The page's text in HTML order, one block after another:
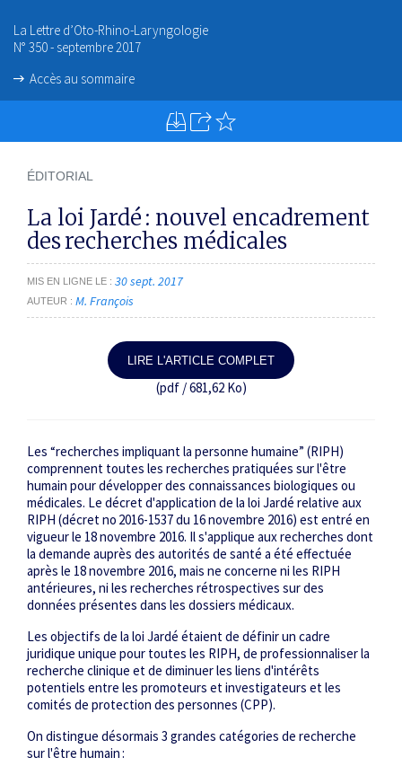
La Lettre d’Oto-Rhino-Laryngologie
N° 350 - septembre 2017
Accès au sommaire
ÉDITORIAL
La loi Jardé : nouvel encadrement
des recherches médicales
MIS EN LIGNE LE 30 sept. 2017
AUTEUR M. François
LIRE L'ARTICLE COMPLET
(pdf / 681,62 Ko)
Les “recherches impliquant la personne humaine” (RIPH)
comprennent toutes les recherches pratiquées sur l'être
humain pour développer des connaissances biologiques ou
médicales. Le décret d'application de la loi Jardé relative aux
RIPH (décret no ­2016-1537 du 16 novembre 2016) est entré en
vigueur le 18 novembre 2016. Il s'applique aux recherches dont
la demande auprès des autorités de santé a été effectuée
après le 18 novembre 2016, mais ne concerne ni les RIPH
antérieures, ni les recherches rétrospectives sur des
données présentes dans les dossiers médicaux.
Les objectifs de la loi Jardé étaient de définir un cadre
juridique unique pour toutes les RIPH, de professionnaliser la
recherche clinique et de diminuer les liens d'intérêts
potentiels entre les promoteurs et investigateurs et les
comités de protection des personnes (CPP).
On distingue désormais 3 grandes catégories de recherche
sur l'être humain :